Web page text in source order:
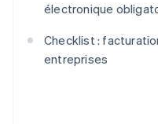
électronique
Checklist :
entreprises